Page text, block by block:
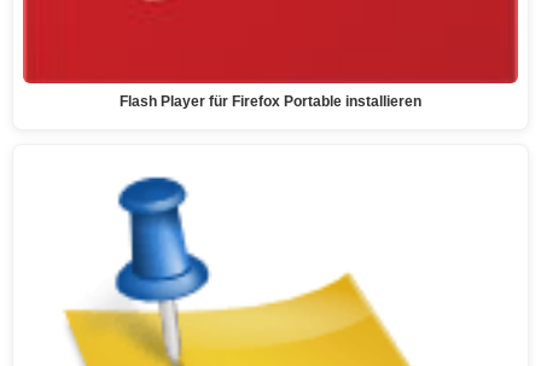
Flash Player für Firefox Portable installieren